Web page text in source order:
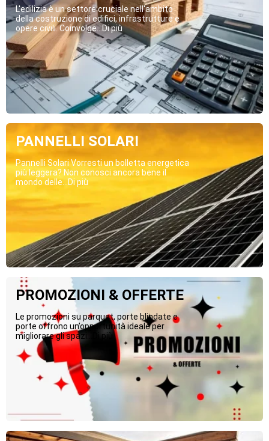
L'edilizia è un settore cruciale nell'ambito
della costruzione di edifici, infrastrutture e
opere civili. Coinvolge...Di più
PANNELLI SOLARI
Pannelli Solari Vorresti un bolletta energetica
più leggera? Non conosci ancora bene il
mondo delle...Di più
PROMOZIONI & OFFERTE
Le promozioni su parquet, porte blindate e
porte offrono un’opportunità ideale per
migliorare gli spazi...Di più